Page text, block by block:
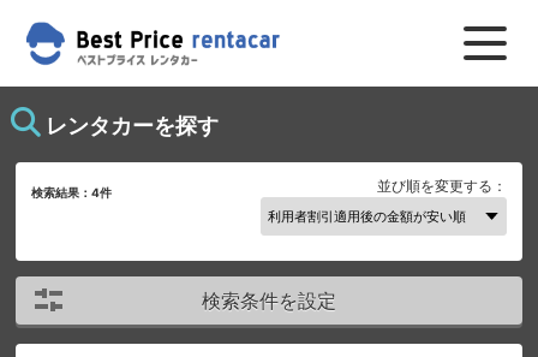
レンタカーを探す
検索結果：4件 並び順を変更する：
検索条件を設定